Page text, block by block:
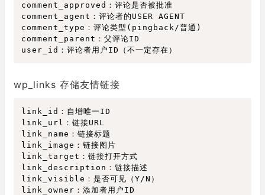
comment_approved：评论是否被批准
comment_agent：评论者的 USER AGENT
comment_type：评论类型(pingback/普通)
comment_parent：父评论ID
wp_links 存储友情链接
link_id：自增唯一ID
link_url：链接URL
link_name：链接标题
link_image：链接图片
link_target：链接打开方式
link_description：链接描述
link_visible：是否可见（Y/N）
link_owner：添加者用户ID